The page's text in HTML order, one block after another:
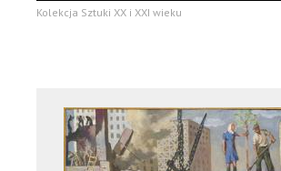
Kolekcja Sztuki XX i XXI wieku